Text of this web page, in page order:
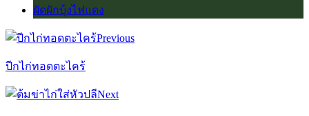
ผัดผักบุ้งไฟแดง
Previous
ปีกไก่ทอดตะไคร้
Next